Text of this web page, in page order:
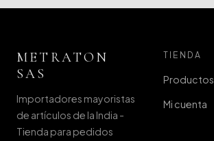
METRATON
SAS
Importadores mayoristas
de artículos de la India -
Tienda para pedidos
TIENDA
Productos
Mi cuenta